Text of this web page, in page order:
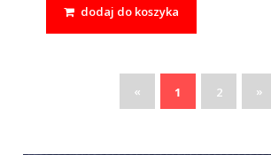
dodaj do koszyka
« 1 2 »